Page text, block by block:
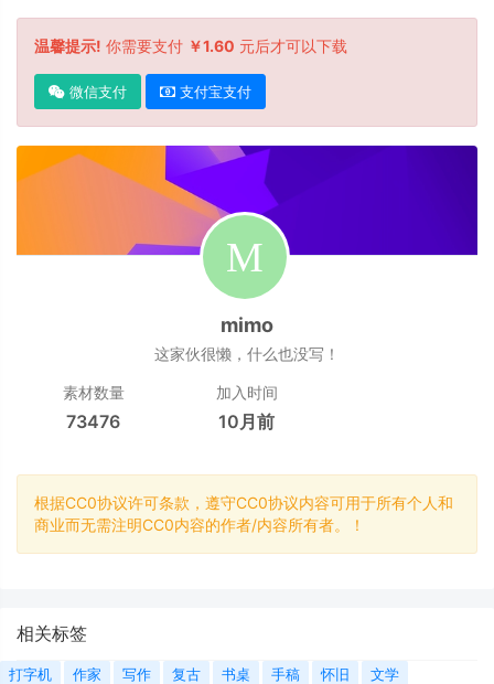
温馨提示! 你需要支付 ￥1.60 元后才可以下载
微信支付 支付宝支付
mimo
这家伙很懒，什么也没写！
素材数量
73476
加入时间
10月前
根据CC0协议许可条款，遵守CC0协议内容可用于所有个人和
商业而无需注明CC0内容的作者/内容所有者。！
相关标签
打字机 作家 写作 复古 书桌 手稿 怀旧 文学